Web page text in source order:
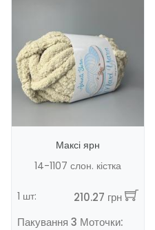
Максі ярн
14-1107 слон. кістка
1 шт:
210.27 грн
Пакування 3 Моточки: